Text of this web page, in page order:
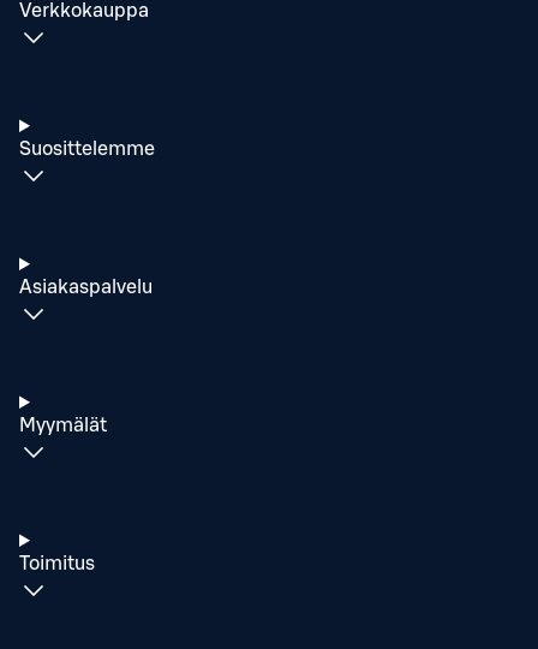
Verkkokauppa
Suosittelemme
Asiakaspalvelu
Myymälät
Toimitus